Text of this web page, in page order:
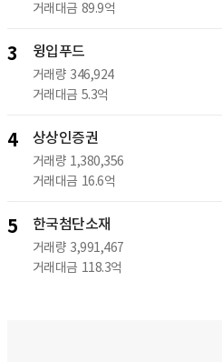
거래대금 89.9억
3 윙입푸드
거래량 346,924
거래대금 5.3억
4 상상인증권
거래량 1,380,356
거래대금 16.6억
5 한국첨단소재
거래량 3,991,467
거래대금 118.3억